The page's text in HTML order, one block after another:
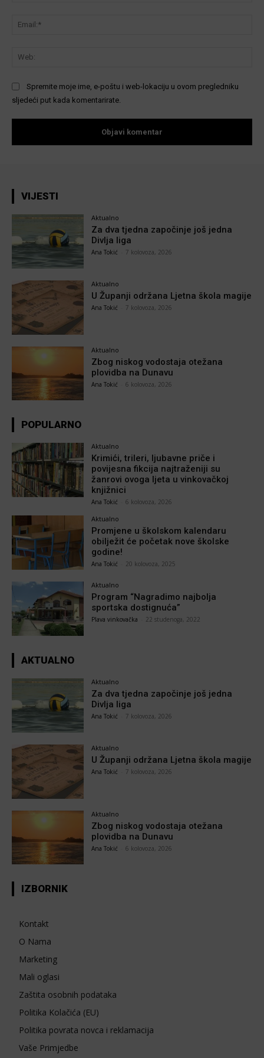
Spremite moje ime, e-poštu i web-lokaciju u ovom pregledniku
sljedeći put kada komentarirate.
VIJESTI
Aktualno
Za dva tjedna započinje još jedna
Divlja liga
Ana Tokić 7 kolovoza, 2026
Aktualno
U Županji održana Ljetna škola magije
Ana Tokić 7 kolovoza, 2026
Aktualno
Zbog niskog vodostaja otežana
plovidba na Dunavu
Ana Tokić 6 kolovoza, 2026
POPULARNO
Aktualno
Krimići, trileri, ljubavne priče i
povijesna fikcija najtraženiji su
žanrovi ovoga ljeta u vinkovačkoj
knjižnici
Ana Tokić 6 kolovoza, 2026
Aktualno
Promjene u školskom kalendaru
obilježit će početak nove školske
godine!
Ana Tokić 20 kolovoza, 2025
Aktualno
Program “Nagradimo najbolja
sportska dostignuća”
Plava vinkovačka 22 studenoga, 2022
AKTUALNO
Aktualno
Za dva tjedna započinje još jedna
Divlja liga
Ana Tokić 7 kolovoza, 2026
Aktualno
U Županji održana Ljetna škola magije
Ana Tokić 7 kolovoza, 2026
Aktualno
Zbog niskog vodostaja otežana
plovidba na Dunavu
Ana Tokić 6 kolovoza, 2026
IZBORNIK
Kontakt
O Nama
Marketing
Mali oglasi
Zaštita osobnih podataka
Politika Kolačića (EU)
Politika povrata novca i reklamacija
Vaše Primjedbe